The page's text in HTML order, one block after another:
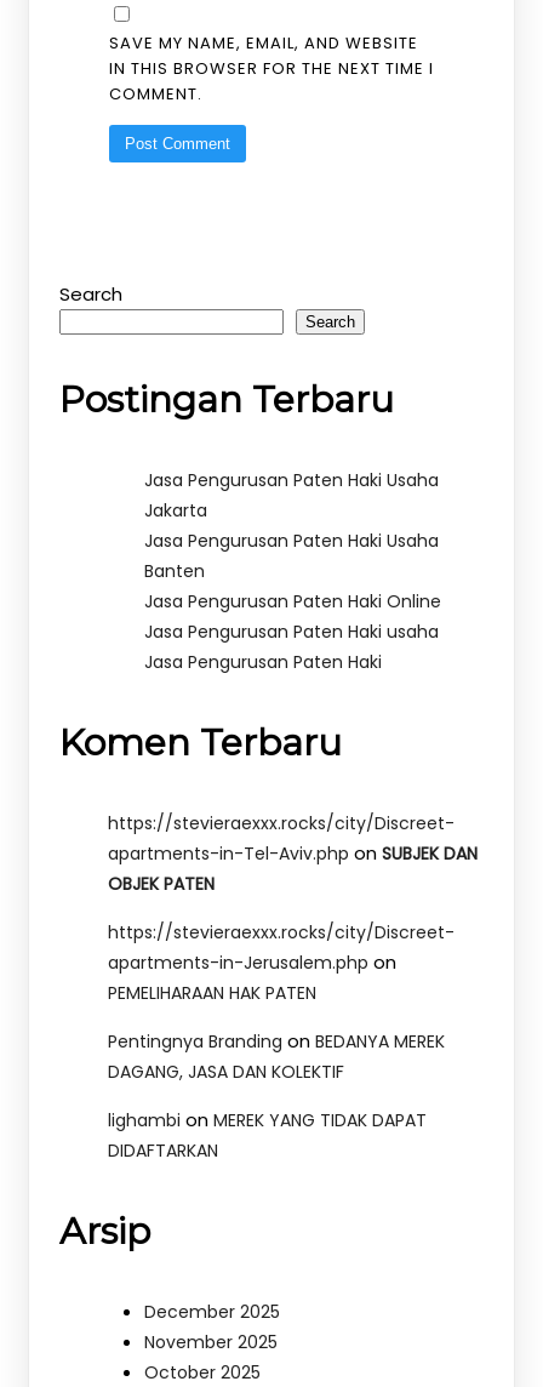
SAVE MY NAME, EMAIL, AND WEBSITE
IN THIS BROWSER FOR THE NEXT TIME I
COMMENT.
Search
Search
Postingan Terbaru
Jasa Pengurusan Paten Haki Usaha
Jakarta
Jasa Pengurusan Paten Haki Usaha
Banten
Jasa Pengurusan Paten Haki Online
Jasa Pengurusan Paten Haki usaha
Jasa Pengurusan Paten Haki
Komen Terbaru
https://stevieraexxx.rocks/city/Discreet-
apartments-in-Tel-Aviv.php on SUBJEK DAN
OBJEK PATEN
https://stevieraexxx.rocks/city/Discreet-
apartments-in-Jerusalem.php on
PEMELIHARAAN HAK PATEN
Pentingnya Branding on BEDANYA MEREK
DAGANG, JASA DAN KOLEKTIF
lighambi on MEREK YANG TIDAK DAPAT
DIDAFTARKAN
Arsip
December 2025
November 2025
October 2025